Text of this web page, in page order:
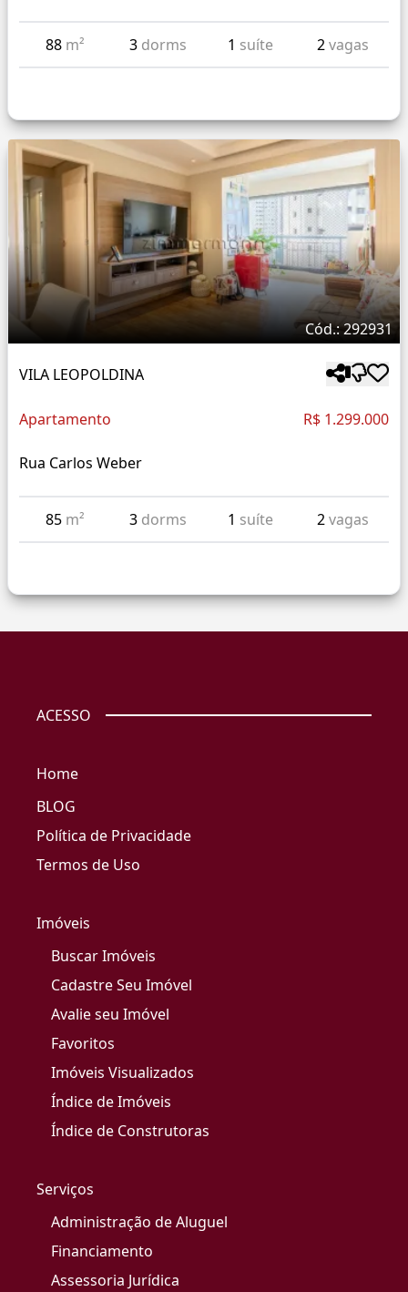
88 m² 3 dorms 1 suíte 2vagas
Cód.: 292931
VILA LEOPOLDINA
Apartamento R$ 1.299.000
Rua Carlos Weber
85 m² 3 dorms 1 suíte 2vagas
ACESSO
Home
BLOG
Política de Privacidade
Termos de Uso
Imóveis
Buscar Imóveis
Cadastre Seu Imóvel
Avalie seu Imóvel
Favoritos
Imóveis Visualizados
Índice de Imóveis
Índice de Construtoras
Serviços
Administração de Aluguel
Financiamento
Assessoria Jurídica